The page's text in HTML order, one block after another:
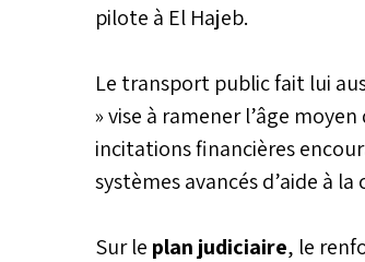
pilote à El Hajeb.
Le transport public fait lui
» vise à ramener l’âge
incitations financières
systèmes avancés d’aide à
Sur le plan judiciaire, le